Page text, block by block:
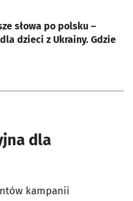
słowa po polsku –
dzieci z Ukrainy. Gdzie
dla
kampanii